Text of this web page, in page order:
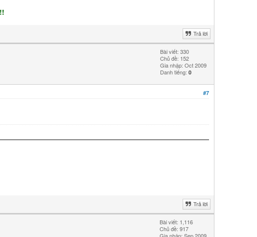
Trả lời
Bài viết: 330
Chủ đề: 152
Gia nhập: Oct 2009
Danh tiếng: 0
#7
Trả lời
Bài viết: 1,116
Chủ đề: 917